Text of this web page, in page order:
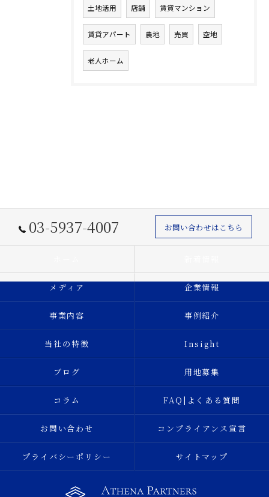
土地活用 店舗 賃貸マンション
賃貸アパート 農地 売買 空地
老人ホーム
03-5937-4007 お問い合わせはこちら
メディア 企業情報
事業内容 事例紹介
当社の特徴 Insight
ブログ 用地募集
コラム FAQ|よくある質問
お問い合わせ コンプライアンス宣言
プライバシーポリシー サイトマップ